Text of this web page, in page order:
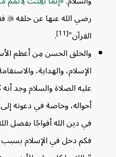
رضي الله عنها عن خلقه
القرآن"[11]
.
والخلق الحسن مِن أعظم
الإسلام، والهداية،
عليه الصلاة والسلام وجد أنه
أحواله، وخاصة في دعوته إلى
في دين الله أفواجًا بفضل
فكم دخل في الإسلام بسبب